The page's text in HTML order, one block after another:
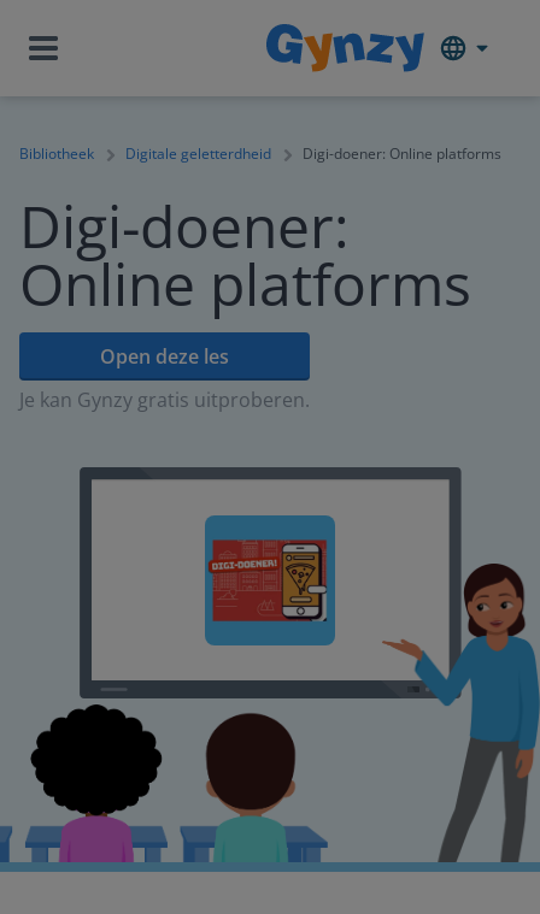
Bibliotheek Digitale geletterdheid Digi-doener: Online platforms
Digi-doener:
Online platforms
Open deze les
Je kan Gynzy gratis uitproberen.